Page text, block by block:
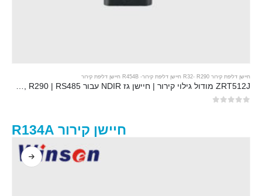
חיישן דליפת קירור R32 - R290 חיישן דליפת קירור - R454B חיישן דליפת קירור
חיישן קירור R134A